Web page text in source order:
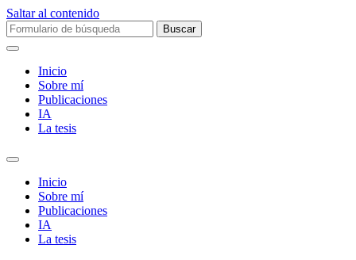
Saltar al contenido
Buscar:
Inicio
Sobre mí­
Publicaciones
IA
La tesis
Alternar
campo
búsqueda
Inicio
Sobre mí­
Publicaciones
IA
La tesis